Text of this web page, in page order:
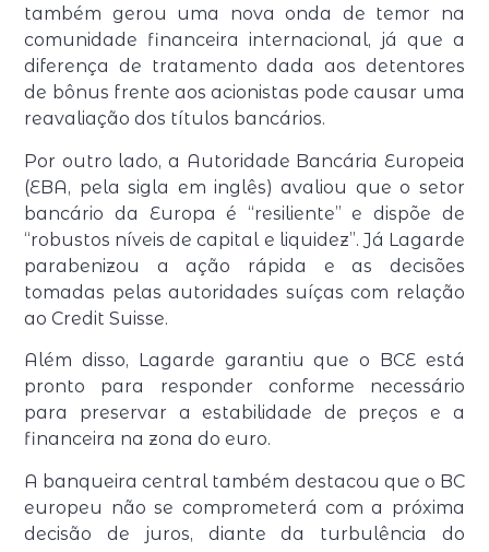
também gerou uma nova onda de temor na
comunidade financeira internacional, já que a
diferença de tratamento dada aos detentores
de bônus frente aos acionistas pode causar uma
reavaliação dos títulos bancários.
Por outro lado, a Autoridade Bancária Europeia
(EBA, pela sigla em inglês) avaliou que o setor
bancário da Europa é “resiliente” e dispõe de
“robustos níveis de capital e liquidez”. Já Lagarde
parabenizou a ação rápida e as decisões
tomadas pelas autoridades suíças com relação
ao Credit Suisse.
Além disso, Lagarde garantiu que o BCE está
pronto para responder conforme necessário
para preservar a estabilidade de preços e a
financeira na zona do euro.
A banqueira central também destacou que o BC
europeu não se comprometerá com a próxima
decisão de juros, diante da turbulência do